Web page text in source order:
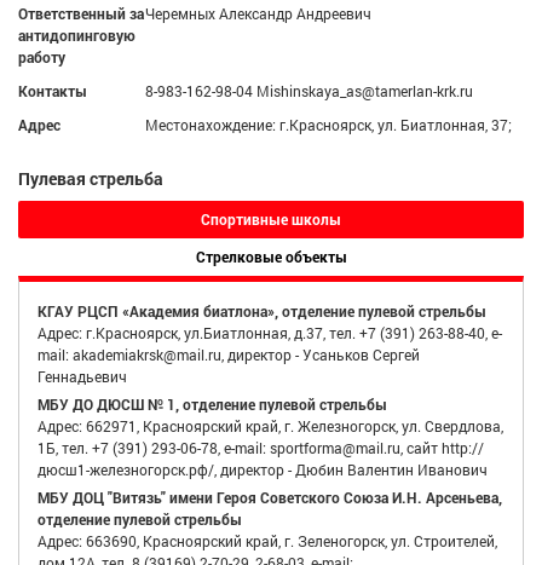
Ответственный за
антидопинговую
работу
Черемных Александр Андреевич
Контакты
8-983-162-98-04 Mishinskaya_as@tamerlan-krk.ru
Адрес
Местонахождение: г.Красноярск, ул. Биатлонная, 37;
Пулевая стрельба
Спортивные школы
Стрелковые объекты
КГАУ РЦСП «Академия биатлона», отделение пулевой стрельбы
Адрес: г.Красноярск, ул.Биатлонная, д.37, тел. +7 (391) 263-88-40, e-
mail: akademiakrsk@mail.ru, директор - Усаньков Сергей
Геннадьевич
МБУ ДО ДЮСШ № 1, отделение пулевой стрельбы
Адрес: 662971, Красноярский край, г. Железногорск, ул. Свердлова,
1Б, тел. +7 (391) 293-06-78, e-mail: sportforma@mail.ru, сайт http://
дюсш1-железногорск.рф/, директор - Дюбин Валентин Иванович
МБУ ДОЦ "Витязь" имени Героя Советского Союза И.Н. Арсеньева,
отделение пулевой стрельбы
Адрес: 663690, Красноярский край, г. Зеленогорск, ул. Строителей,